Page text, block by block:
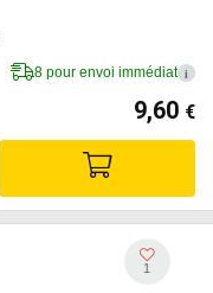
8 pour envoi immédiat i
9,60 €
1